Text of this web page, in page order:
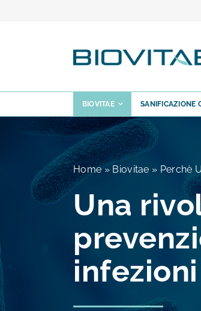
BIOVITAE SANIFICAZIONE
Home» Biovitae » Perchè
Una
infezioni